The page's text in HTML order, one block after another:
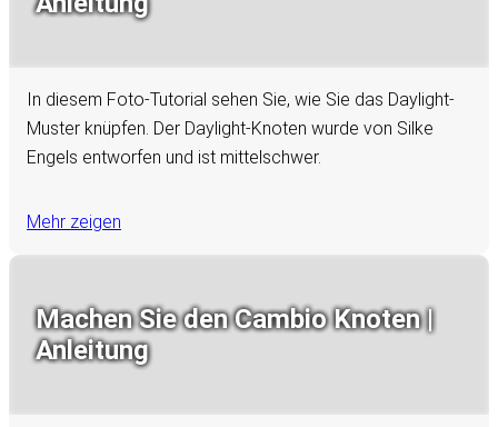
In diesem Foto-Tutorial sehen Sie, wie Sie das Daylight-
Muster knüpfen. Der Daylight-Knoten wurde von Silke
Engels entworfen und ist mittelschwer.
Mehr zeigen
Machen Sie den Cambio Knoten |
Anleitung